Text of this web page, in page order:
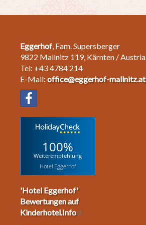
Eggerhof, Fam. Supersberger
9822 Mallnitz 119, Kärnten / Austria
Tel: +43 4784 214
E-Mail: office@eggerhof-mallnitz.at
100%
Weiterempfehlung
Hotel Eggerhof
'Hotel Eggerhof'
Bewertungen auf
Kinderhotel.Info